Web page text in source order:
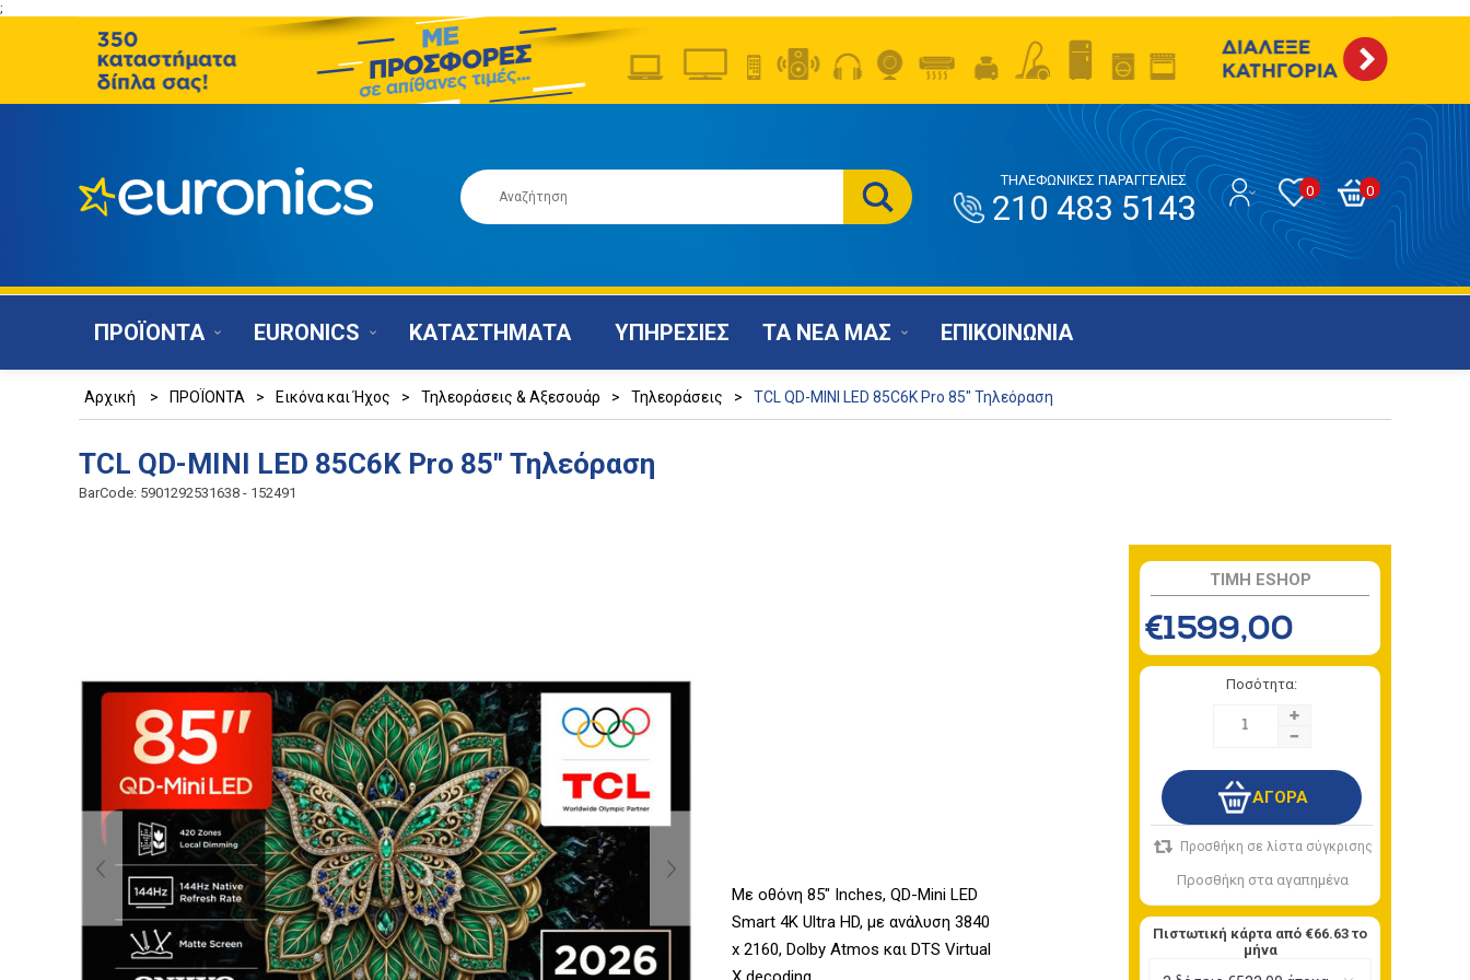
;
0
0
ΤΗΛΕΦΩΝΙΚΕΣ ΠΑΡΑΓΓΕΛΙΕΣ
210 483 5143
ΠΡΟΪΟΝΤΑ EURONICS ΚΑΤΑΣΤΗΜΑΤΑ ΥΠΗΡΕΣΙΕΣ ΤΑ ΝΕΑ ΜΑΣ ΕΠΙΚΟΙΝΩΝΙΑ
Αρχική > ΠΡΟΪΟΝΤΑ > Εικόνα και Ήχος > Τηλεοράσεις & Αξεσουάρ > Τηλεοράσεις > TCL QD-MINI LED 85C6K Pro 85" Τηλεόραση
TCL QD-MINI LED 85C6K Pro 85" Τηλεόραση
BarCode: 5901292531638 - 152491
Με οθόνη 85" Inches, QD-Mini LED
Smart 4K Ultra HD, με ανάλυση 3840
x 2160, Dolby Atmos και DTS Virtual
TIMH ESHOP
€1599,00
Ποσότητα:
+
-
Πιστωτική κάρτα από €66.63 το
μήνα